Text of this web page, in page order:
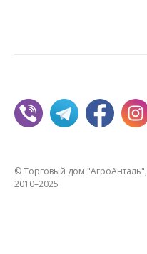
© Торговый дом "АгроАнталь",
2010–2025